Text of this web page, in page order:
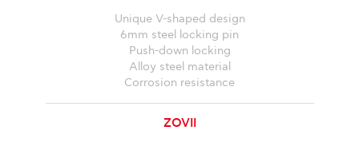
Unique V-shaped design
6mm steel locking pin
Push-down locking
Alloy steel material
Corrosion resistance
ZOVII